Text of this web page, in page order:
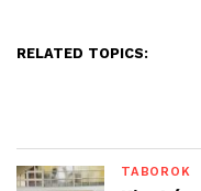
RELATED TOPICS:
TÁBOROK